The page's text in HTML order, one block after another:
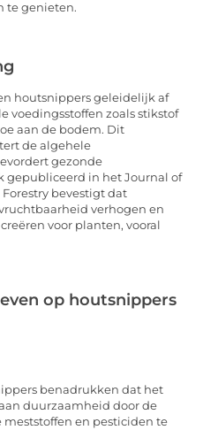
te genieten.
houtsnippers geleidelijk af
voedingsstoffen zoals stikstof
aan de bodem. Dit
de algehele
gezonde
gepubliceerd in het Journal of
bevestigt dat
verhogen en
voor planten, vooral
op houtsnippers
benadrukken dat het
duurzaamheid door de
en pesticiden te